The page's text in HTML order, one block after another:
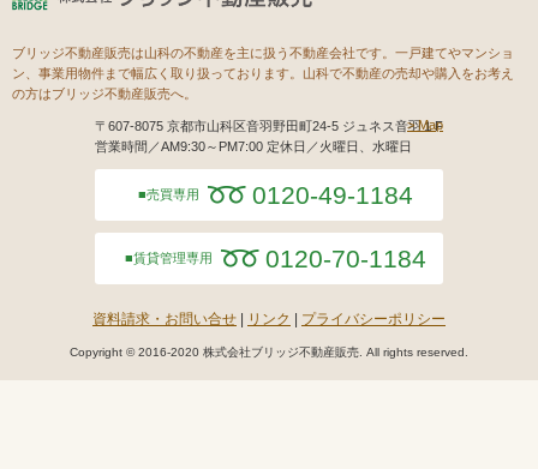
ブリッジ不動産販売は山科の不動産を主に扱う不動産会社です。一戸建てやマンショ
ン、事業用物件まで幅広く取り扱っております。山科で不動産の売却や購入をお考え
の方はブリッジ不動産販売へ。
Map
〒607-8075 京都市山科区音羽野田町24-5 ジュネス音羽１F
営業時間／AM9:30～PM7:00 定休日／火曜日、水曜日
売買専用 0120-49-1184
賃貸管理専用 0120-70-1184
資料請求・お問い合せ リンク プライバシーポリシー
Copyright © 2016-2020 株式会社ブリッジ不動産販売. All rights reserved.